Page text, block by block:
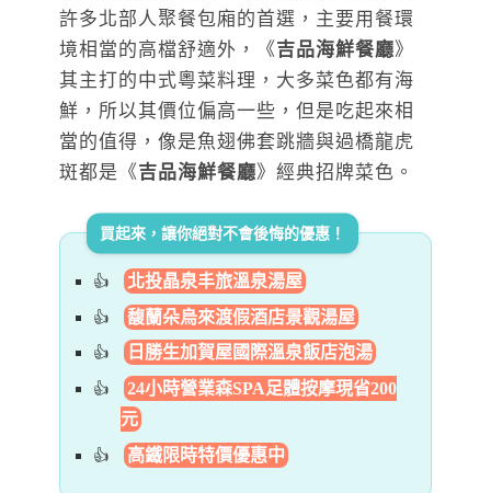
許多北部人聚餐包廂的首選，主要用餐環
境相當的高檔舒適外，《吉品海鮮餐廳》
其主打的中式粵菜料理，大多菜色都有海
鮮，所以其價位偏高一些，但是吃起來相
當的值得，像是魚翅佛套跳牆與過橋龍虎
斑都是《吉品海鮮餐廳》經典招牌菜色。
買起來，讓你絕對不會後悔的優惠！
北投晶泉丰旅溫泉湯屋
馥蘭朵烏來渡假酒店景觀湯屋
日勝生加賀屋國際溫泉飯店泡湯
24小時營業森SPA足體按摩現省200
元
高鐵限時特價優惠中